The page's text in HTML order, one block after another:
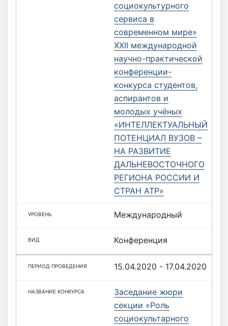
социокультурного
сервиса в
современном мире»
XXII международной
научно-практической
конференции-
конкурса студентов,
аспирантов и
молодых учёных
«ИНТЕЛЛЕКТУАЛЬНЫЙ
ПОТЕНЦИАЛ ВУЗОВ –
НА РАЗВИТИЕ
ДАЛЬНЕВОСТОЧНОГО
РЕГИОНА РОССИИ И
СТРАН АТР»
Международный
Конференция
15.04.2020 - 17.04.2020
Заседание жюри
секции «Роль
социокультарного